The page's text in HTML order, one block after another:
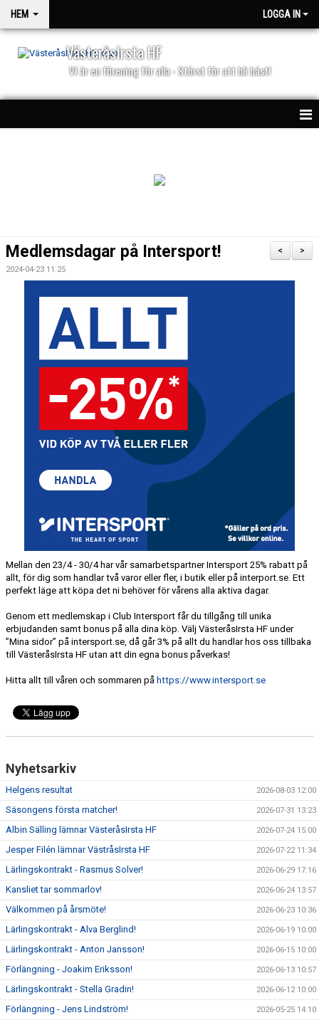
HEM LOGGA IN
VästeråsIrsta HF
VI är en förening för alla - Störst för att bli bäst!
MATCHER
>
<
Medlemsdagar på Intersport!
2024-04-23 11:25
Mellan den 23/4 - 30/4 har vår samarbetspartner Intersport 25% rabatt på
allt, för dig som handlar två varor eller fler, i butik eller på interport.se. Ett
perfekt läge att köpa det ni behöver för vårens alla aktiva dagar.
Genom ett medlemskap i Club Intersport får du tillgång till unika
erbjudanden samt bonus på alla dina köp. Välj VästeråsIrsta HF under
”Mina sidor” på intersport.se, då går 3% på allt du handlar hos oss tillbaka
till VästeråsIrsta HF utan att din egna bonus påverkas!
Hitta allt till våren och sommaren på https://www.intersport.se
Nyhetsarkiv
Helgens resultat 2026-08-03 12:00
Säsongens första matcher! 2026-07-31 13:23
Albin Sälling lämnar VästeråsIrsta HF 2026-07-24 15:00
Jesper Filén lämnar VästråsIrsta HF 2026-07-22 11:34
Lärlingskontrakt - Rasmus Solver! 2026-06-29 17:16
Kansliet tar sommarlov! 2026-06-24 13:57
Välkommen på årsmöte! 2026-06-23 10:36
Lärlingskontrakt - Alva Berglind! 2026-06-19 10:00
Lärlingskontrakt - Anton Jansson! 2026-06-15 10:00
Förlängning - Joakim Eriksson! 2026-06-13 10:57
Lärlingskontrakt - Stella Gradin! 2026-06-12 10:00
Förlängning - Jens Lindström! 2026-05-25 14:10